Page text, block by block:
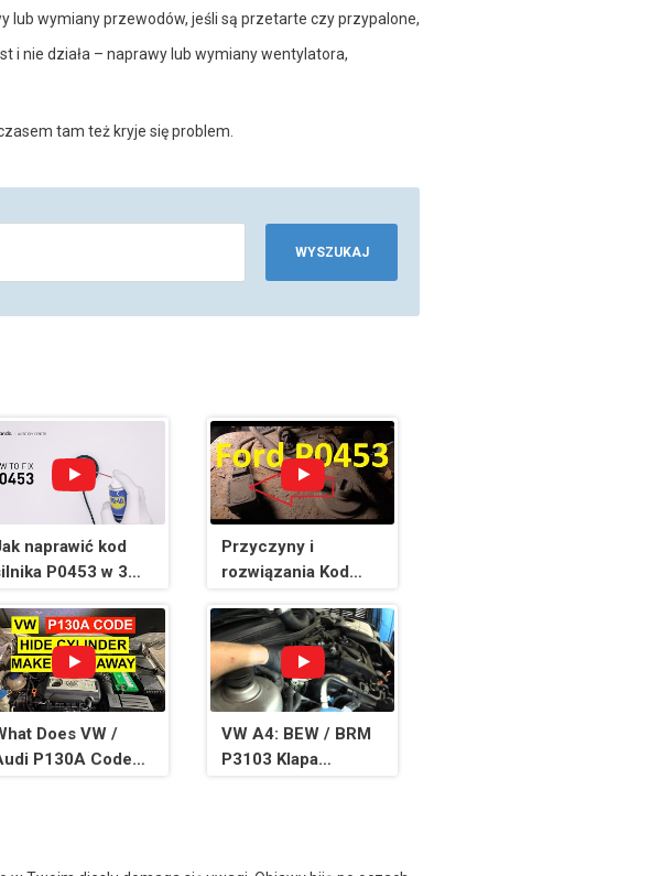
lub wymiany przewodów, jeśli są przetarte czy przypalone,
i nie działa – naprawy lub wymiany wentylatora,
tam też kryje się problem.
WYSZUKAJ
naprawić kod
P0453 w 3
/ tylko 4,51
Przyczyny i
rozwiązania Kod
ciśnienia układu
kontroli emisji par
paliwa Wysoki
sygnał wejściowy
Does VW /
P130A Code
VW A4: BEW / BRM
P3103 Klapa